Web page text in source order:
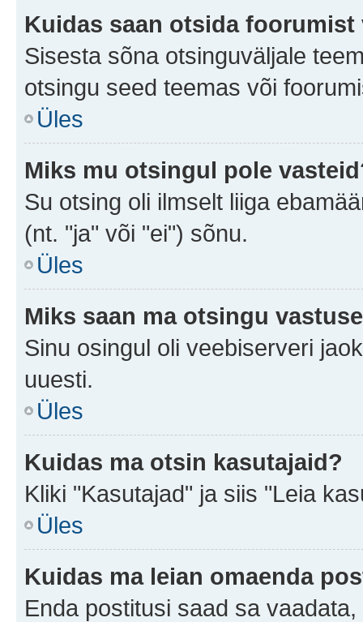
Kuidas saan otsida
Sisesta sõna otsinguväljale
otsingu seed teemas või
Üles
Miks mu otsingul pole
Su otsing oli ilmselt liiga
(nt. "ja" või "ei") sõnu.
Üles
Miks saan ma otsingu
Sinu osingul oli veebiserveri
uuesti.
Üles
Kuidas ma otsin kasutajaid?
Kliki "Kasutajad" ja siis "Leia
Üles
Kuidas ma leian omaenda
Enda postitusi saad sa